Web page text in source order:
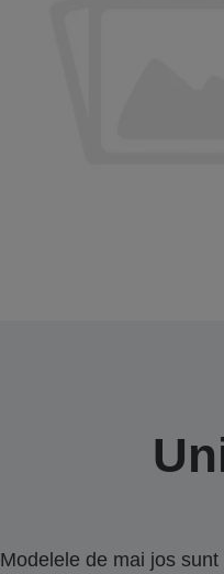
Modelele de mai jos